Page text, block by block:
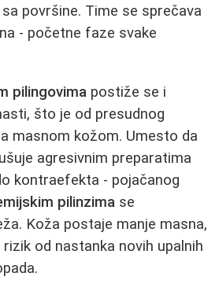
površine. Time se sprečava
- početne faze svake
pilingovima postiže se i
što je od presudnog
masnom kožom. Umesto da
agresivnim preparatima
kontraefekta - pojačanog
pilinzima se
Koža postaje manje masna,
od nastanka novih upalnih